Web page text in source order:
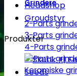
Grindere
2-Parts
3-Parts
4-Parts
5-Parts
Keramiske
Headshop
Groudstyr
Produkter